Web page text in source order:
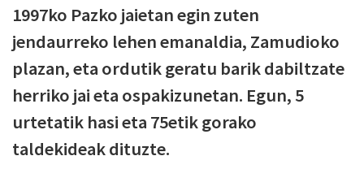
1997ko Pazko jaietan egin zuten
jendaurreko lehen emanaldia, Zamudioko
plazan, eta ordutik geratu barik dabiltzate
herriko jai eta ospakizunetan. Egun, 5
urtetatik hasi eta 75etik gorako
taldekideak dituzte.